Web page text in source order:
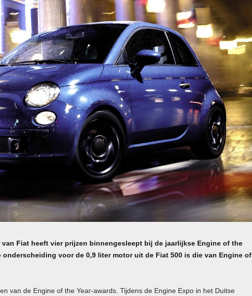
Fiat heeft vier prijzen binnengesleept bij de jaarlijkse Engine of the
onderscheiding voor de 0,9 liter motor uit de Fiat 500 is die van Engine of
van de Engine of the Year-awards. Tijdens de Engine Expo in het Duitse